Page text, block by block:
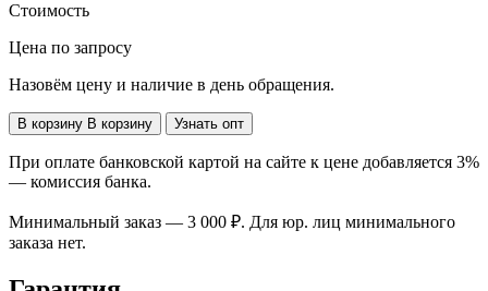
Стоимость
Цена по запросу
Назовём цену и наличие в день обращения.
В корзину В корзину Узнать опт
При оплате банковской картой на сайте к цене добавляется 3%
— комиссия банка.
Минимальный заказ — 3 000 ₽. Для юр. лиц минимального
заказа нет.